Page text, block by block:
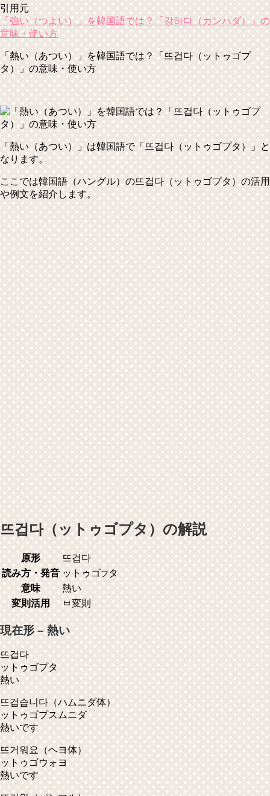
引用元
「強い（つよい）」を韓国語では？「강하다（カンハダ）」の
意味・使い方
「熱い（あつい）」を韓国語では？「뜨겁다（ットゥゴプ
タ）」の意味・使い方
「熱い（あつい）」は韓国語で「뜨겁다（ットゥゴプタ）」と
なります。
ここでは韓国語（ハングル）の뜨겁다（ットゥゴプタ）の活用
や例文を紹介します。
뜨겁다（ットゥゴプタ）の解説
原形
뜨겁다
読み方・発音 ットゥゴプタ
意味
熱い
変則活用
ㅂ変則
現在形 – 熱い
뜨겁다
ットゥゴプタ
熱い
뜨겁습니다（ハムニダ体）
ットゥゴプスムニダ
熱いです
뜨거워요（ヘヨ体）
ットゥゴウォヨ
熱いです